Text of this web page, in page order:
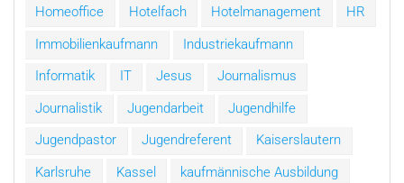
Homeoffice
Hotelfach Hotelmanagement
HR
Immobilienkaufmann
Industriekaufmann
Informatik
IT Jesus
Journalismus
Journalistik
Jugendarbeit
Jugendhilfe
Jugendpastor
Jugendreferent
Kaiserslautern
Karlsruhe
Kassel
kaufmännische Ausbildung